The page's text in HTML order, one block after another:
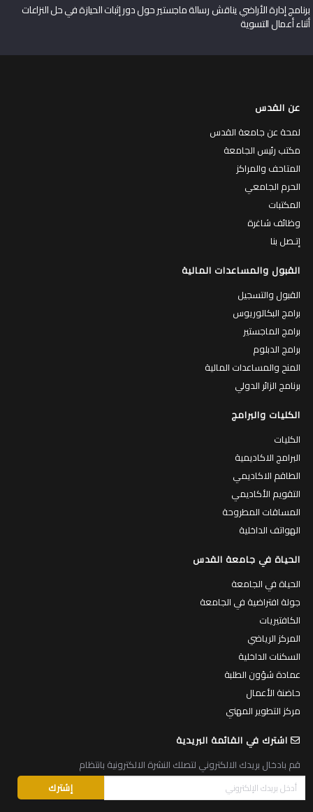
برنامج إدارة الأراضي يناقش رسالة ماجستير حول دور إثبات الحيازة في حل النزاعات
أثناء أعمال التسوية
عن القدس
لمحة عن جامعة القدس
مكتب رئيس الجامعة
المتاحف والمراكز
الحرم الجامعي
المكتبات
وظائف شاغرة
إتـصل بنا
القبول والمساعدات المالية
القبول والتسجيل
برامج البكالوريوس
برامج الماجستير
برامج الدبلوم
المنح والمساعدات المالية
برنامج الزائر الدولي
الكليات والبرامج
الكليات
البرامج الاكاديمية
الطاقم الاكاديمي
التقويم الأكاديمي
المساقات المطروحة
الهواتف الداخلية
الحياة في جامعة القدس
الحياة في الجامعة
جولة افتراضية في الجامعة
الكافتيريات
المركز الرياضي
السكنات الداخلية
عمادة شؤون الطلبة
حاضنة الأعمال
مركز التطوير المهني
اشترك في القائمة البريدية
قم بادخال بريدك الالكتروني لتصلك النشرة الالكترونية بانتظام